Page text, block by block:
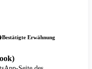
Bestätigte Erwähnung